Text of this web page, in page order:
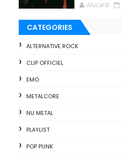
Alucard
CATEGORIES
ALTERNATIVE ROCK
CLIP OFFICIEL
EMO
METALCORE
NU METAL
PLAYLIST
POP PUNK